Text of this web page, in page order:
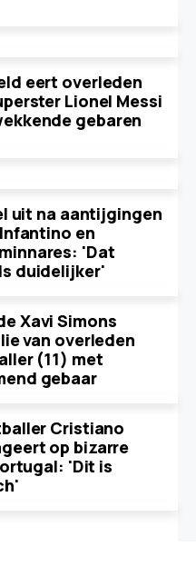
eert overleden
Lionel Messi
gebaren
uit na aantijgingen
en
'Dat
duidelijker'
Xavi Simons
van overleden
(11) met
gebaar
Cristiano
op bizarre
'Dit is